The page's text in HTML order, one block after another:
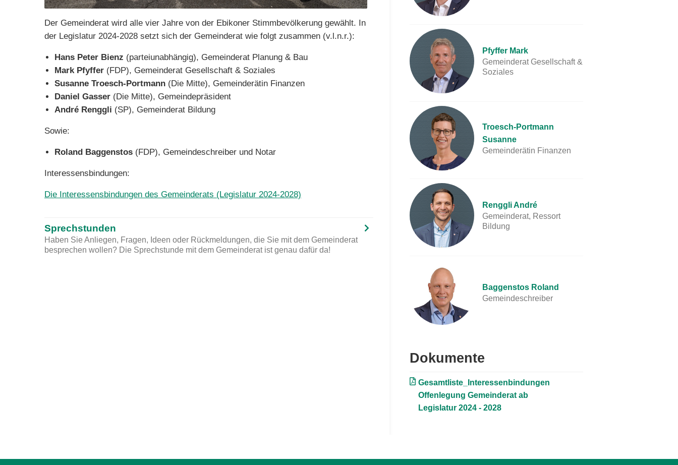
Der Gemeinderat wird alle vier Jahre von der Ebikoner Stimmbevölkerung gewählt. In
der Legislatur 2024-2028 setzt sich der Gemeinderat wie folgt zusammen (v.l.n.r.):
Hans Peter Bienz (parteiunabhängig), Gemeinderat Planung & Bau
Mark Pfyffer (FDP), Gemeinderat Gesellschaft & Soziales
Susanne Troesch-Portmann (Die Mitte), Gemeinderätin Finanzen
Daniel Gasser (Die Mitte), Gemeindepräsident
André Renggli (SP), Gemeinderat Bildung
Sowie:
Roland Baggenstos (FDP), Gemeindeschreiber und Notar
Interessensbindungen:
Die Interessensbindungen des Gemeinderats (Legislatur 2024-2028)
Sprechstunden
Haben Sie Anliegen, Fragen, Ideen oder Rückmeldungen, die Sie mit dem Gemeinderat
besprechen wollen? Die Sprechstunde mit dem Gemeinderat ist genau dafür da!
Pfyffer Mark
Gemeinderat Gesellschaft &
Soziales
Troesch-Portmann
Susanne
Gemeinderätin Finanzen
Renggli André
Gemeinderat, Ressort
Bildung
Baggenstos Roland
Gemeindeschreiber
Dokumente
Gesamtliste_Interessenbindungen
Offenlegung Gemeinderat ab
Legislatur 2024 - 2028